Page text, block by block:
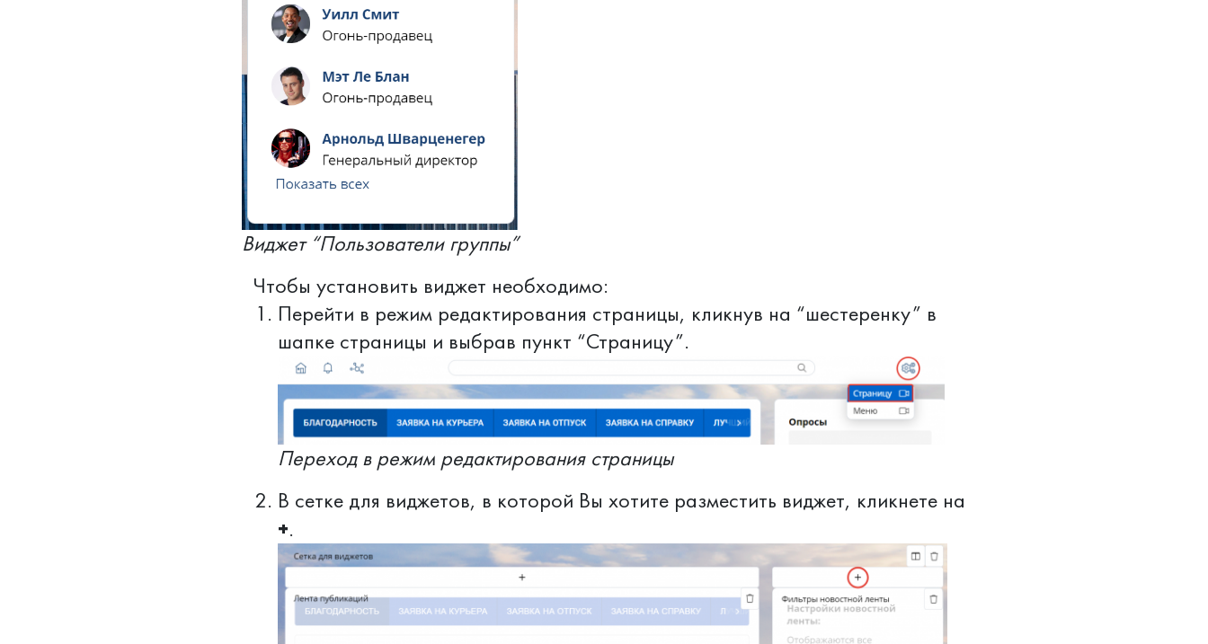
Виджет “Пользователи группы”
Чтобы установить виджет необходимо:
Перейти в режим редактирования страницы, кликнув на “шестеренку” в
шапке страницы и выбрав пункт “Страницу”.
Переход в режим редактирования страницы
В сетке для виджетов, в которой Вы хотите разместить виджет, кликнете на
+.